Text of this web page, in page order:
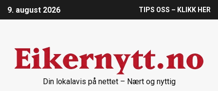
9. august 2026 TIPS OSS – KLIKK HER
Din lokalavis på nettet – Nært og nyttig